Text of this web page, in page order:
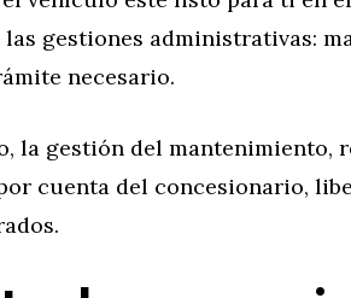
gestiones administrativas:
necesario.
la gestión del mantenimiento,
cuenta del concesionario,